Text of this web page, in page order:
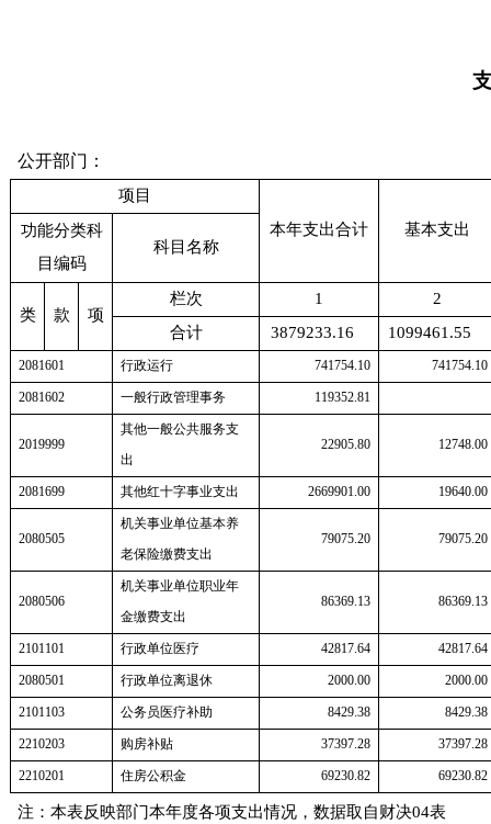
公开部门：
项目
本年支出合计
基本支出
功能分类科
目编码
科目名称
类 款 项
栏次 1
2
合计
3879233.16 1099461.55
2081601 行政运行 741754.10 741754.10
2081602 一般行政管理事务 119352.81
2019999
其他一般公共服务支
出
22905.80 12748.00
2081699 其他红十字事业支出 2669901.00 19640.00
2080505
机关事业单位基本养
老保险缴费支出
79075.20 79075.20
2080506
机关事业单位职业年
金缴费支出
86369.13 86369.13
2101101 行政单位医疗 42817.64 42817.64
2080501 行政单位离退休 2000.00 2000.00
2101103 公务员医疗补助 8429.38 8429.38
2210203 购房补贴 37397.28 37397.28
2210201 住房公积金 69230.82 69230.82
注：本表反映部门本年度各项支出情况，数据取自财决04表